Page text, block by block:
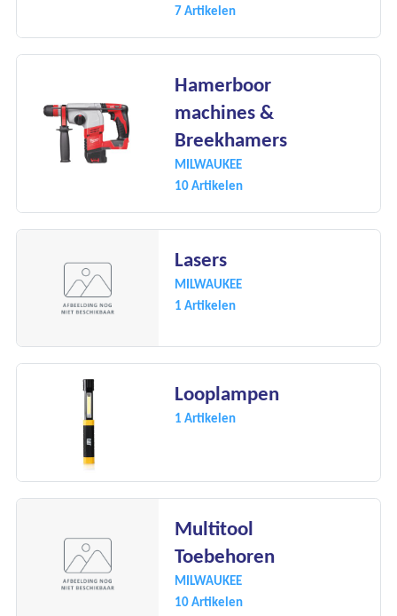
7 Artikelen
Hamerboor
machines &
Breekhamers
MILWAUKEE
10 Artikelen
Lasers
MILWAUKEE
1 Artikelen
Looplampen
1 Artikelen
Multitool
Toebehoren
MILWAUKEE
10 Artikelen